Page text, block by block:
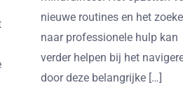
nieuwe routines en het
naar professionele hulp kan
verder helpen bij het
door deze belangrijke […]